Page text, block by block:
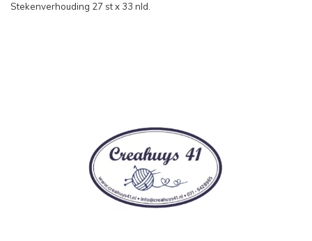
Stekenverhouding 27 st x 33 nld.